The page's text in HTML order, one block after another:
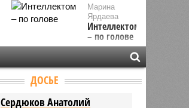
Марина
Ярдаева
Интеллектом
– по голове
ДОСЬЕ
Сердюков Анатолий